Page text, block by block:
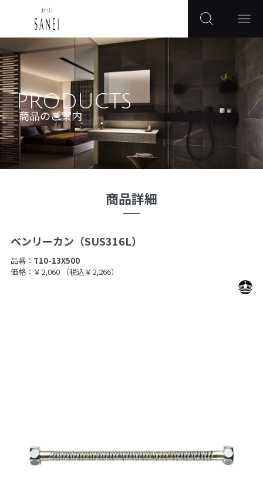
PRODUCTS
商品のご案内
商品詳細
ベンリーカン（SUS316L）
品番： T10-13X500
価格：￥2,060
（税込￥2,266）